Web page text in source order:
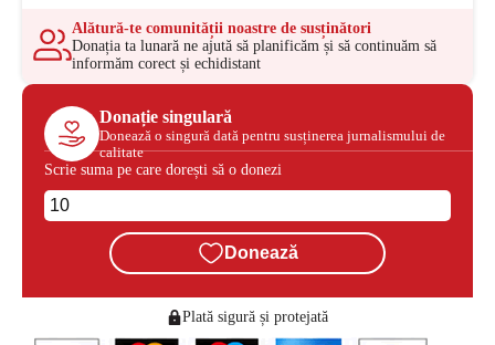
Alătură-te comunității noastre de susținători
Donația ta lunară ne ajută să planificăm și să continuăm să
informăm corect și echidistant
Donație singulară
Donează o singură dată pentru susținerea jurnalismului de
calitate
Scrie suma pe care dorești să o donezi
Donează
Plată sigură și protejată